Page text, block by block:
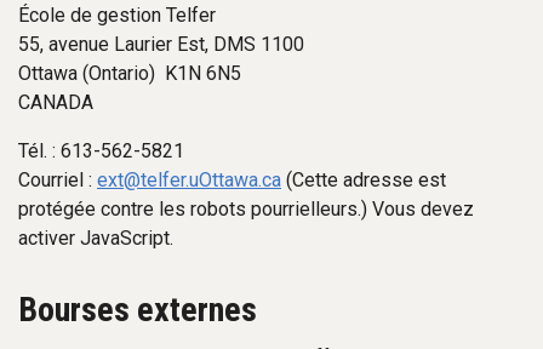
École de gestion Telfer
55, avenue Laurier Est, DMS 1100
Ottawa (Ontario) K1N 6N5
CANADA
Tél. : 613-562-5821
Courriel : ext@telfer.uOttawa.ca (Cette adresse est
protégée contre les robots pourrielleurs.) Vous devez
activer JavaScript.
Bourses externes